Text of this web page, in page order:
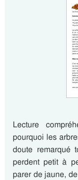
Lecture
pourquoi les
doute remarqué
perdent petit à
parer de jaune,